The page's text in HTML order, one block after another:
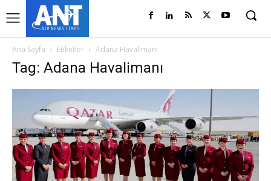
Ana Sayfa Etiketler Adana Havalimanı
Tag: Adana Havalimanı